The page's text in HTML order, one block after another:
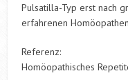
Pulsatilla-Typ erst nach
erfahrenen
Referenz:
Homöopathisches